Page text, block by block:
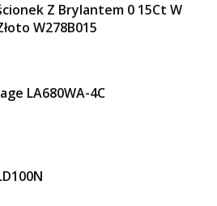
Z Brylantem 0 15Ct W
W278B015
LA680WA-4C